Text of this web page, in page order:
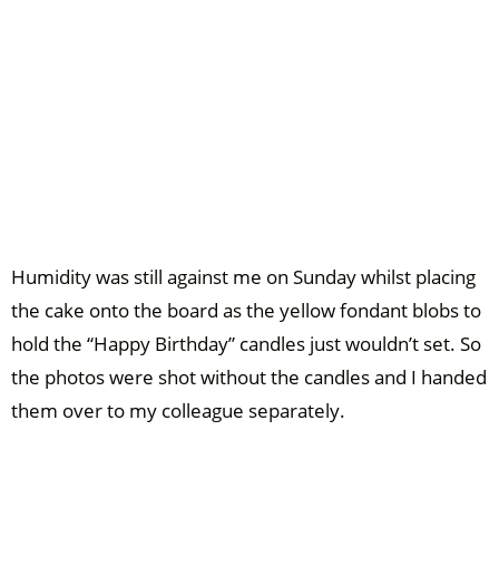
Humidity was still against me on Sunday whilst placing
the cake onto the board as the yellow fondant blobs to
hold the “Happy Birthday” candles just wouldn’t set. So
the photos were shot without the candles and I handed
them over to my colleague separately.